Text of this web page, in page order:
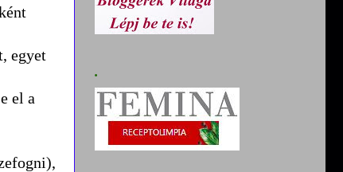
egyet
el a
.